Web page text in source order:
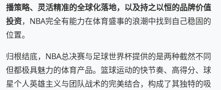
播策略、灵活精准的全球化落地，以及持之以恒的品牌价值
投资，NBA完全有能力在体育盛事的浪潮中找到自己稳固的
位置。
归根结底，NBA总决赛与足球世界杯提供的是两种截然不同
但都极具魅力的体育产品。篮球运动的快节奏、高得分、球
星个人英雄主义与团队战术的完美结合，构成了其独特的吸